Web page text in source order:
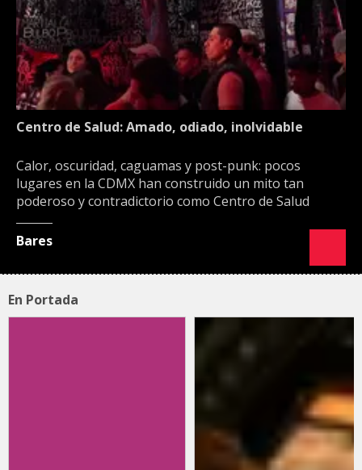
Centro de Salud: Amado, odiado, inolvidable
Calor, oscuridad, caguamas y post-punk: pocos
lugares en la CDMX han construido un mito tan
poderoso y contradictorio como Centro de Salud
Bares
En Portada